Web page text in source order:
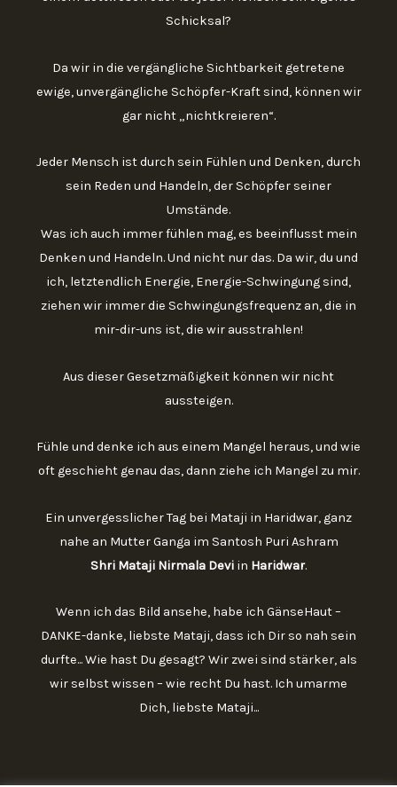
Schicksal?
Da wir in die vergängliche Sichtbarkeit getretene
ewige, unvergängliche Schöpfer-Kraft sind, können wir
gar nicht „nichtkreieren“.
Jeder Mensch ist durch sein Fühlen und Denken, durch
sein Reden und Handeln, der Schöpfer seiner
Umstände.
Was ich auch immer fühlen mag, es beeinflusst mein
Denken und Handeln. Und nicht nur das. Da wir, du und
ich, letztendlich Energie, Energie-Schwingung sind,
ziehen wir immer die Schwingungsfrequenz an, die in
mir-dir-uns ist, die wir ausstrahlen!
Aus dieser Gesetzmäßigkeit können wir nicht
aussteigen.
Fühle und denke ich aus einem Mangel heraus, und wie
oft geschieht genau das, dann ziehe ich Mangel zu mir.
Ein unvergesslicher Tag bei Mataji in Haridwar, ganz
nahe an Mutter Ganga im Santosh Puri Ashram
Shri Mataji Nirmala Devi in Haridwar.
Wenn ich das Bild ansehe, habe ich GänseHaut –
DANKE-danke, liebste Mataji, dass ich Dir so nah sein
durfte... Wie hast Du gesagt? Wir zwei sind stärker, als
wir selbst wissen – wie recht Du hast. Ich umarme
Dich, liebste Mataji...